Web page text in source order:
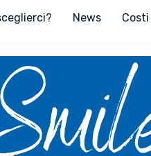
News Costi